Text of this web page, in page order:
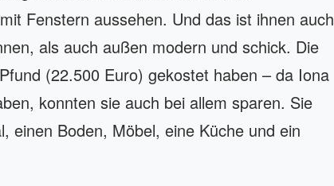
Fenstern aussehen. Und das ist ihnen auch
als auch außen modern und schick. Die
(22.500 Euro) gekostet haben – da Iona
konnten sie auch bei allem sparen. Sie
einen Boden, Möbel, eine Küche und ein